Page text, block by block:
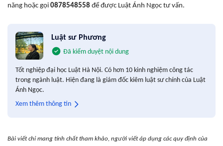
năng hoặc gọi 0878548558 để được Luật Ánh Ngọc tư vấn.
Luật sư Phương
Đã kiểm duyệt nội dung
Tốt nghiệp đại học Luật Hà Nội. Có hơn 10 kinh nghiệm công tác
trong ngành luật. Hiện đang là giám đốc kiêm luật sư chính của Luật
Ánh Ngọc.
Xem thêm thông tin
Bài viết chỉ mang tính chất tham khảo, người viết áp dụng các quy định của